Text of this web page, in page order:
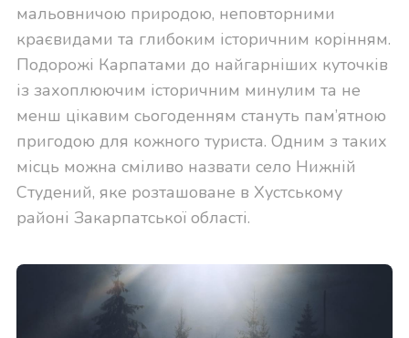
мальовничою природою, неповторними
краєвидами та глибоким історичним корінням.
Подорожі Карпатами до найгарніших куточків
із захоплюючим історичним минулим та не
менш цікавим сьогоденням стануть пам’ятною
пригодою для кожного туриста. Одним з таких
місць можна сміливо назвати село Нижній
Студений, яке розташоване в Хустському
районі Закарпатської області.